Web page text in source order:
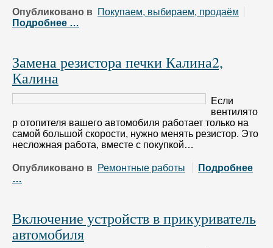
Опубликовано в Покупаем, выбираем, продаём
Подробнее …
Замена резистора печки Калина2,
Калина
Если
вентилято
р отопителя вашего автомобиля работает только на
самой большой скорости, нужно менять резистор. Это
несложная работа, вместе с покупкой…
Опубликовано в Ремонтные работы
Подробнее
…
Включение устройств в прикуриватель
автомобиля